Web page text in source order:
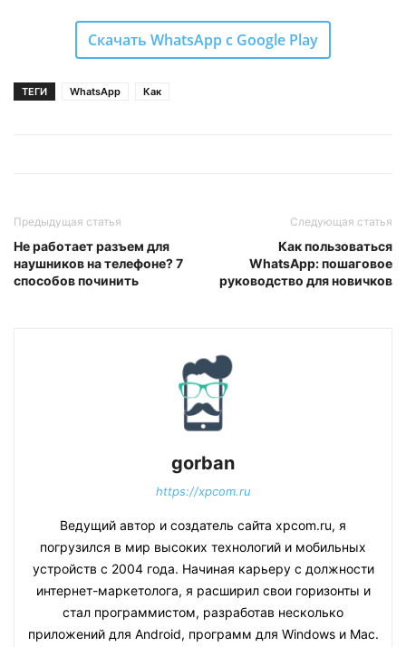
Скачать WhatsApp с Google Play
ТЕГИ WhatsApp Как
Предыдущая статья
Не работает разъем для
наушников на телефоне? 7
способов починить
Следующая статья
Как пользоваться
WhatsApp: пошаговое
руководство для новичков
gorban
https://xpcom.ru
Ведущий автор и создатель сайта xpcom.ru, я
погрузился в мир высоких технологий и мобильных
устройств с 2004 года. Начиная карьеру с должности
интернет-маркетолога, я расширил свои горизонты и
стал программистом, разработав несколько
приложений для Android, программ для Windows и Mac.